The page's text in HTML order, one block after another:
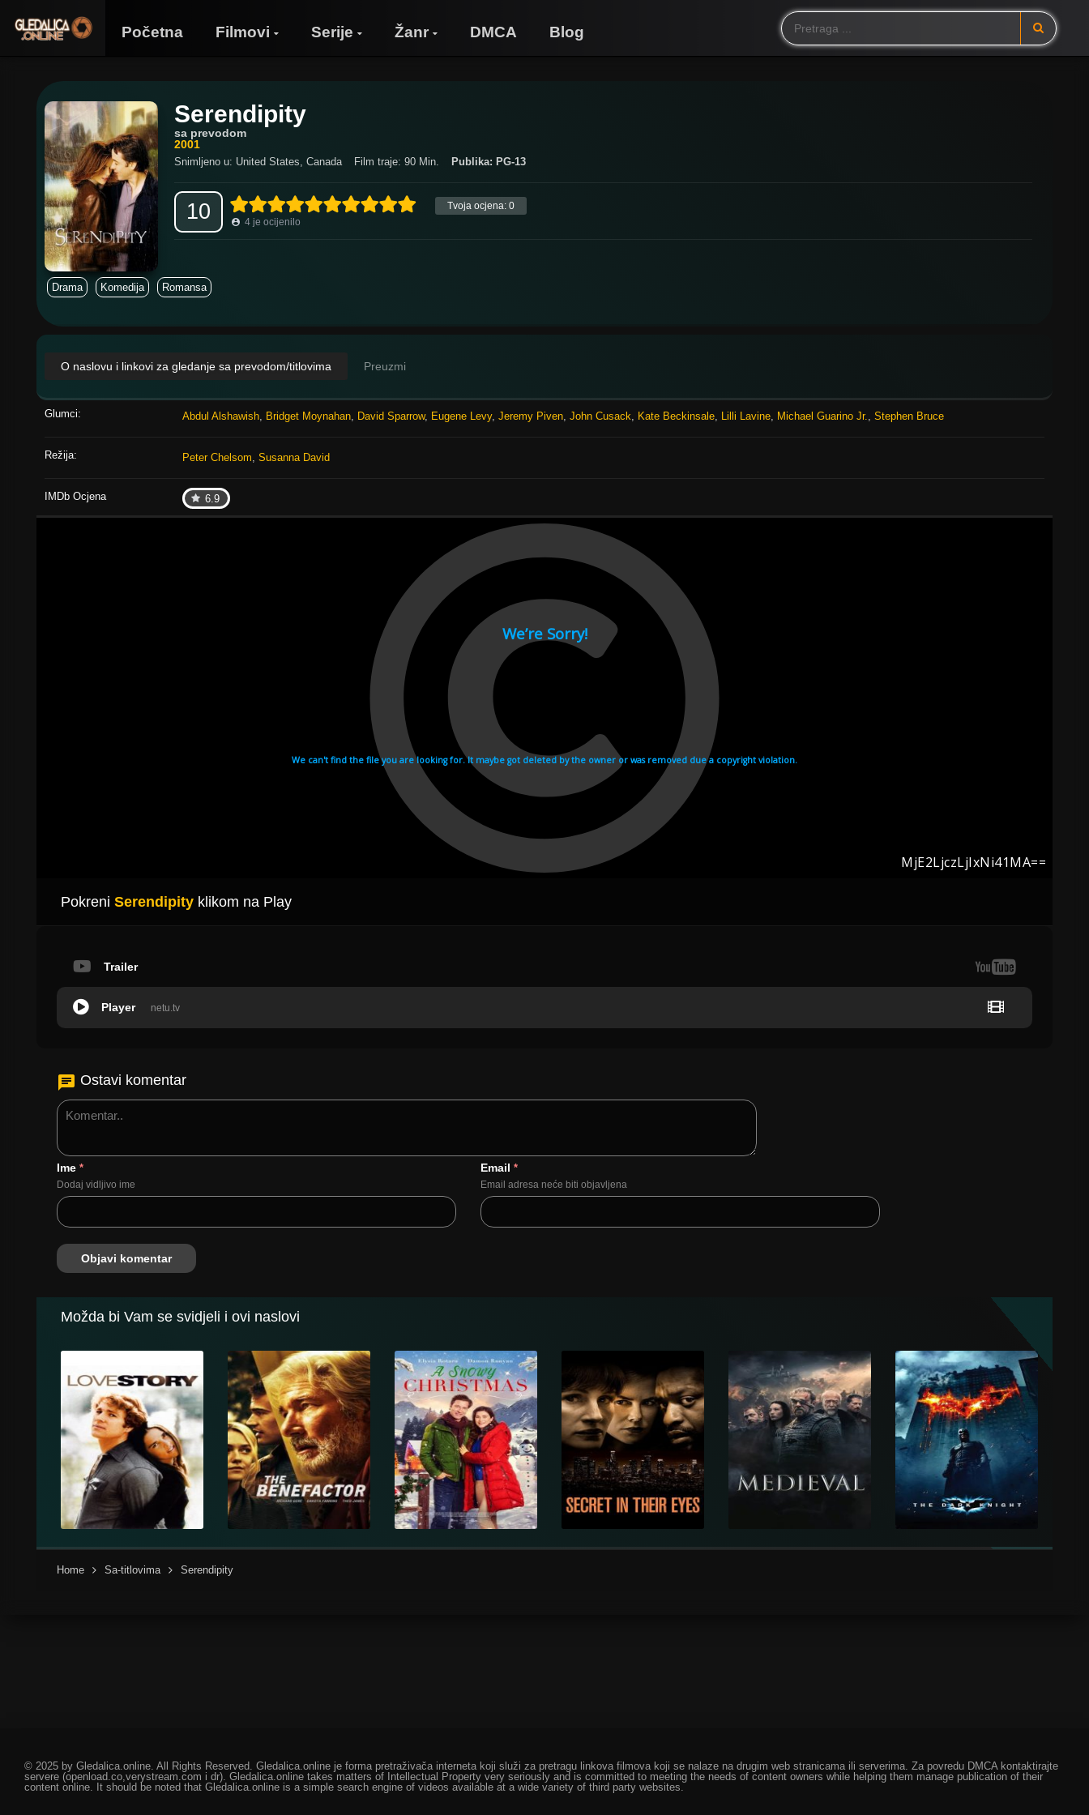
Početna Filmovi Serije Žanr DMCA Blog
Serendipity
sa prevodom
2001
Snimljeno u: United States, Canada Film traje: 90 Min. Publika: PG-13
Tvoja ocjena: 0
10 4 je ocijenilo
Drama Komedija Romansa
O naslovu i linkovi za gledanje sa prevodom/titlovima Preuzmi
Glumci: Abdul Alshawish, Bridget Moynahan, David Sparrow, Eugene Levy, Jeremy Piven, John Cusack, Kate Beckinsale, Lilli Lavine, Michael Guarino Jr., Stephen Bruce
Režija: Peter Chelsom, Susanna David
IMDb Ocjena 6.9
Pokreni Serendipity klikom na Play
Trailer
netu.tv
Player
Ostavi komentar
Ime *
Dodaj vidljivo ime
Email *
Email adresa neće biti objavljena
Možda bi Vam se svidjeli i ovi naslovi
Home Sa-titlovima Serendipity
© 2025 by Gledalica.online. All Rights Reserved. Gledalica.online je forma pretraživača interneta koji služi za pretragu linkova filmova koji se nalaze na drugim web stranicama ili serverima. Za povredu DMCA kontaktirajte
servere (openload.co,verystream.com i dr). Gledalica.online takes matters of Intellectual Property very seriously and is committed to meeting the needs of content owners while helping them manage publication of their
content online. It should be noted that Gledalica.online is a simple search engine of videos available at a wide variety of third party websites.